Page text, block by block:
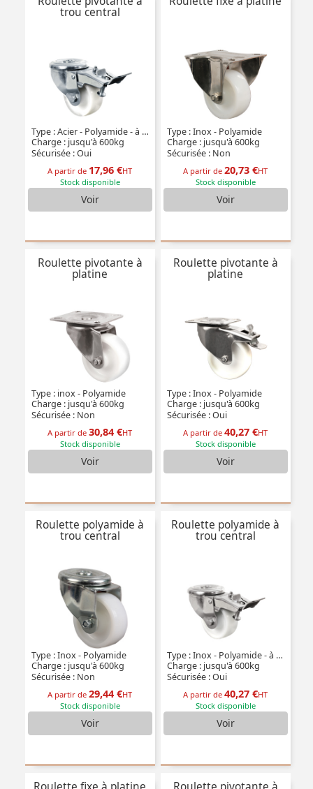
trou central
Type : Acier - Polyamide - à double blocage
Charge : jusqu'à 600kg
Sécurisée : Oui
A partir de 17,96 €HT
Stock disponible
Voir
Type : Inox - Polyamide
Charge : jusqu'à 600kg
Sécurisée : Non
A partir de20,73 €HT
Stock disponible
Voir
Roulette pivotante à
platine
Type : inox - Polyamide
Charge : jusqu'à 600kg
Sécurisée : Non
A partir de30,84 €HT
Stock disponible
Voir
Roulette pivotante à
platine
Type : Inox - Polyamide
Charge : jusqu'à 600kg
Sécurisée : Oui
A partir de40,27 €HT
Stock disponible
Voir
Roulette polyamide à
trou central
Type : Inox - Polyamide
Charge : jusqu'à 600kg
Sécurisée : Non
A partir de29,44 €HT
Stock disponible
Voir
Roulette polyamide à
trou central
Type : Inox - Polyamide - à double blocage
Charge : jusqu'à 600kg
Sécurisée : Oui
A partir de40,27 €HT
Stock disponible
Voir